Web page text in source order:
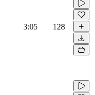
3:05 128